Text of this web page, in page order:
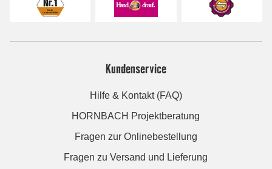
Kundenservice
Hilfe & Kontakt (FAQ)
HORNBACH Projektberatung
Fragen zur Onlinebestellung
Fragen zu Versand und Lieferung